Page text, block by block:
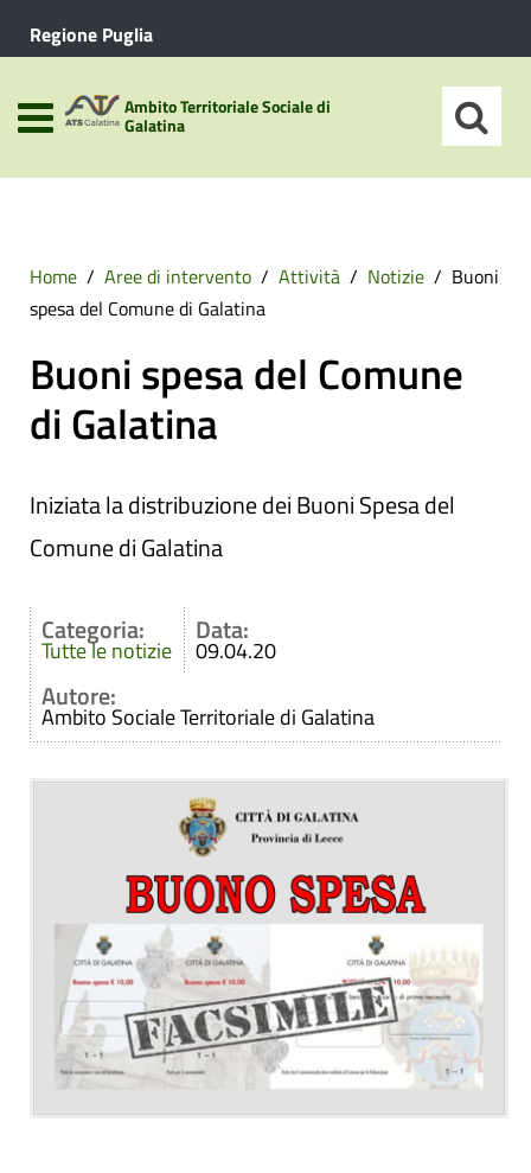
Regione Puglia
Ambito Territoriale Sociale di
Galatina
Home Aree di intervento Attività Notizie
Buoni
spesa del Comune di Galatina
Buoni spesa del Comune
di Galatina
Iniziata la distribuzione dei Buoni Spesa del
Comune di Galatina
Categoria:
Tutte le notizie
Data:
09.04.20
Autore:
Ambito Sociale Territoriale di Galatina